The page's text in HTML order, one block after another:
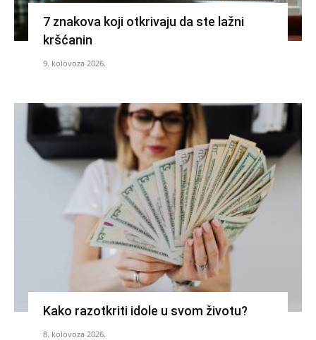
7 znakova koji otkrivaju da ste lažni
kršćanin
9. kolovoza 2026.
Kako razotkriti idole u svom životu?
8. kolovoza 2026.